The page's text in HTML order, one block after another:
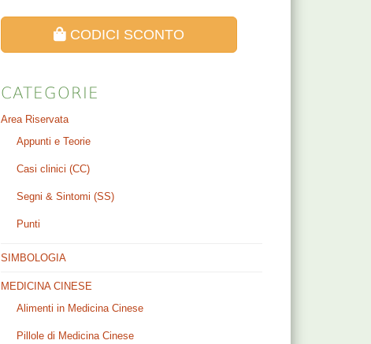
CODICI SCONTO
CATEGORIE
Area Riservata
Appunti e Teorie
Casi clinici (CC)
Segni & Sintomi (SS)
Punti
SIMBOLOGIA
MEDICINA CINESE
Alimenti in Medicina Cinese
Pillole di Medicina Cinese